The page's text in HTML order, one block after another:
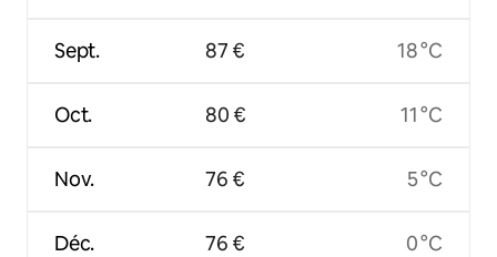
Sept.
Oct.
Nov.
Déc.
87 €
80 €
76 €
76 €
18 °C
11 °C
5 °C
0 °C